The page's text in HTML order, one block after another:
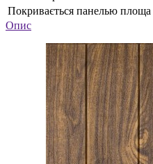
Покривається панелью площа
Опис